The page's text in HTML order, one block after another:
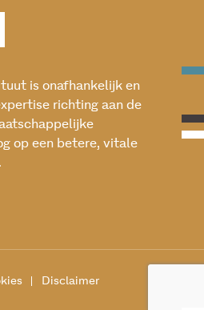
is onafhankelijk en
richting aan de
op een betere, vitale
Disclaimer